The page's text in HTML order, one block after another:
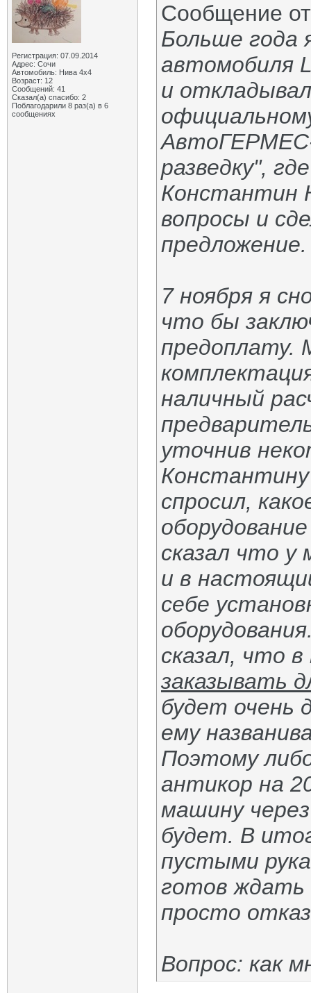
Регистрация: 07.09.2014
Адрес: Сочи
Автомобиль: Нива 4х4
Возраст: 12
Сообщений: 41
Сказал(а) спасибо: 2
Поблагодарили 8 раз(а) в 6
сообщениях
Сообщение
Больше года
автомобиля
и
АвтоГЕРМЕС-
разведку",
Константин
вопросы и
предложение.
7 ноября я
что бы
предоплату.
наличный
уточнив
спросил,
сказал что у
и в
себе
сказал, что
заказывать
будет очень
ему
Поэтому
антикор на
машину
будет. В
пустыми
готов ждать
просто
Вопрос: как